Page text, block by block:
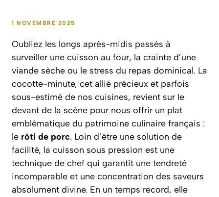
1 NOVEMBRE 2025
Oubliez les longs après-midis passés à
surveiller une cuisson au four, la crainte d’une
viande sèche ou le stress du repas dominical. La
cocotte-minute, cet allié précieux et parfois
sous-estimé de nos cuisines, revient sur le
devant de la scène pour nous offrir un plat
emblématique du patrimoine culinaire français :
le rôti de porc. Loin d’être une solution de
facilité, la cuisson sous pression est une
technique de chef qui garantit une tendreté
incomparable et une concentration des saveurs
absolument divine. En un temps record, elle